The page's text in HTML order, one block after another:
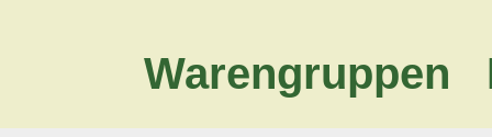
Warengruppen